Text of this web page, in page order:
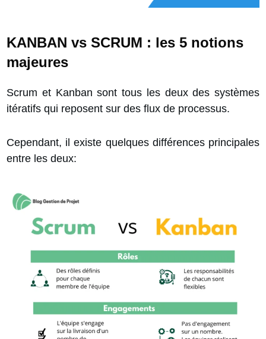
KANBAN vs SCRUM : les 5 notions
majeures
Scrum et Kanban sont tous les deux des systèmes
itératifs qui reposent sur des flux de processus.
Cependant, il existe quelques différences principales
entre les deux: